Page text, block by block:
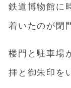
鉄道博物館に
着いたのが閉
楼門と駐車場
拝と御朱印を